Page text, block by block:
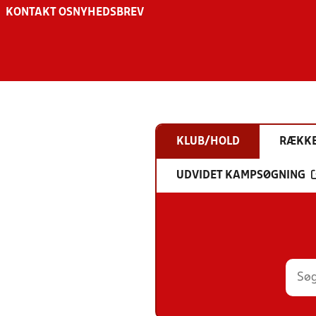
KONTAKT OS NYHEDSBREV
KLUB/HOLD
UDVIDET KAMPSØGNING